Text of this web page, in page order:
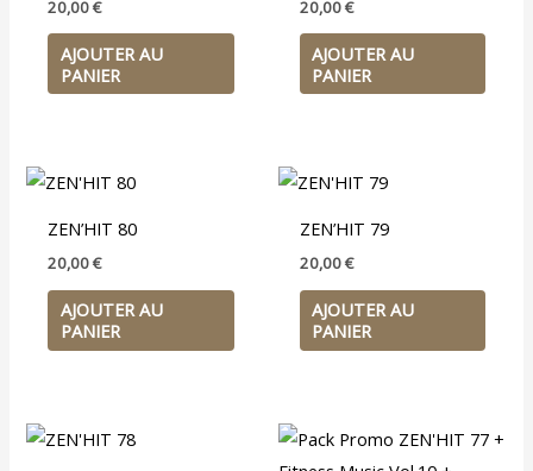
20,00€
AJOUTER AU
PANIER
20,00€
AJOUTER AU
PANIER
ZEN’HIT 80
20,00€
AJOUTER AU
PANIER
ZEN’HIT 79
20,00€
AJOUTER AU
PANIER